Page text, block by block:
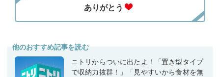
他のおすすめ記事を読む
ニトリからついに出たよ！「置き型タイプ
で収納力抜群！」「見やすいから食材を無